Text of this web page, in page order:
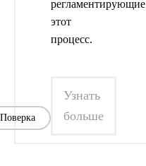
регламентирующие
этот
процесс.
Узнать
больше
Поверка